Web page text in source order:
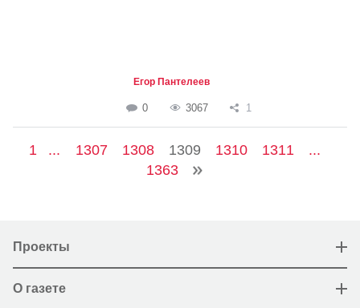
Егор Пантелеев
0 3067 1
1 ... 1307 1308 1309 1310 1311
...
1363
Проекты
О газете